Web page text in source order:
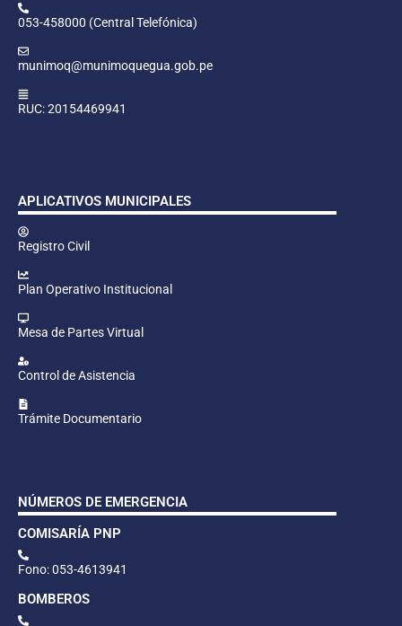
053-458000 (Central Telefónica)
munimoq@munimoquegua.gob.pe
RUC: 20154469941
APLICATIVOS MUNICIPALES
Registro Civil
Plan Operativo Institucional
Mesa de Partes Virtual
Control de Asistencia
Trámite Documentario
NÚMEROS DE EMERGENCIA
COMISARÍA PNP
Fono: 053-4613941
BOMBEROS